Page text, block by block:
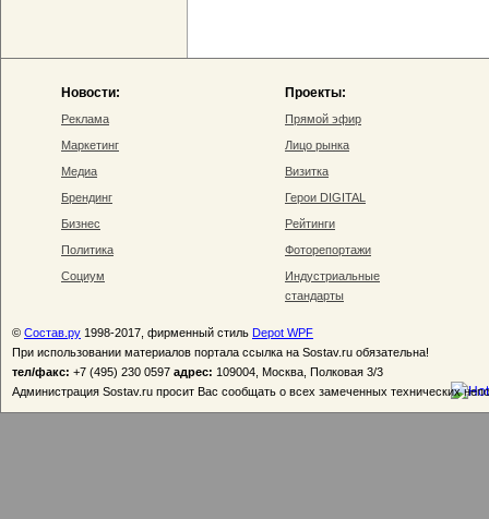
Новости:
Реклама
Маркетинг
Медиа
Брендинг
Бизнес
Политика
Социум
Проекты:
Прямой эфир
Лицо рынка
Визитка
Герои DIGITAL
Рейтинги
Фоторепортажи
Индустриальные
стандарты
© Состав.ру 1998-2017, фирменный стиль Depot WPF
При использовании материалов портала ссылка на Sostav.ru обязательна!
тел/факс: +7 (495) 230 0597 адрес: 109004, Москва, Полковая 3/3
Администрация Sostav.ru просит Вас сообщать о всех замеченных технических